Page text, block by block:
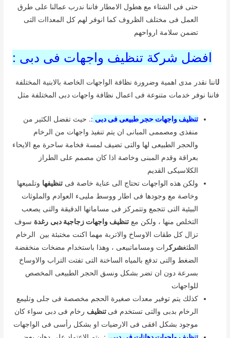
حتى فى الشتاء مع هطول الامطار فاننا ندرب عمالنا على طرق
العمل فى مختلف الظروف كما انوفر لهم كل المعداات التى
تضمن سلامة ارواحهم
افضل شركة تنظيف واجهات فى دبى :
لاننا نقدر مدى اهمية وضرورة نظافة الواجهات الخاصة بالابنية المختلفة
فاننا نوفر خدمات متنوعة فى اعمال نظافة واجهات دبى المختلفة مثل
تنظيف واجهات حجر طبيعى فى دبى :. حيث تفضل الكثير من
منفذى ومصممى المبانى ان يتم تنفيذ واجهات من الرخام
والحجر الطبيعى لها والتى تضيف لمسة فخامة ساحرة مع الايحاء
بعراقة وقدم المبنى وخاصة اذا كان مصمم على الطراز
الكلاسيكى القديم
ولكن هذه الواجهات تحتاج الى عناية خاصة فىتنظيفها وتلميعها
وخاصة مع وجودها فى اطار ووسط مليىء العوادم والملوثات
البيئية التى تتجمع وتتمركز فى مساماتها الدقيقة والتى يصعب
التخلص منها ، ولكن معتنظيف واجهات زجاجيةدبى رغدة سوف
تزال كل طقات الاوساخ والاتربة مهما اكنت مختبئة بين الرخام
الطثغشركرات ومساماتبيعى ، وهذا باستخدام مضخات منخفضة
الضغط والتى تدفع بالمياه الساخنة التى تفتت التراب والاوساخ
بسرعة دون ان تضر بشكل ونسق الحجر الطبيعى المخصص
للواجهات
كذلك يتم توفير معدات صغيرة الحجم مخصصة فى جلى وتليمع
الرخام بدبى والتى تستخدم فى تنظيف رخام فى دبى سواء كان
موجود بشكل افقى فى الارضيات او بشكل رأسى فى الواجهات